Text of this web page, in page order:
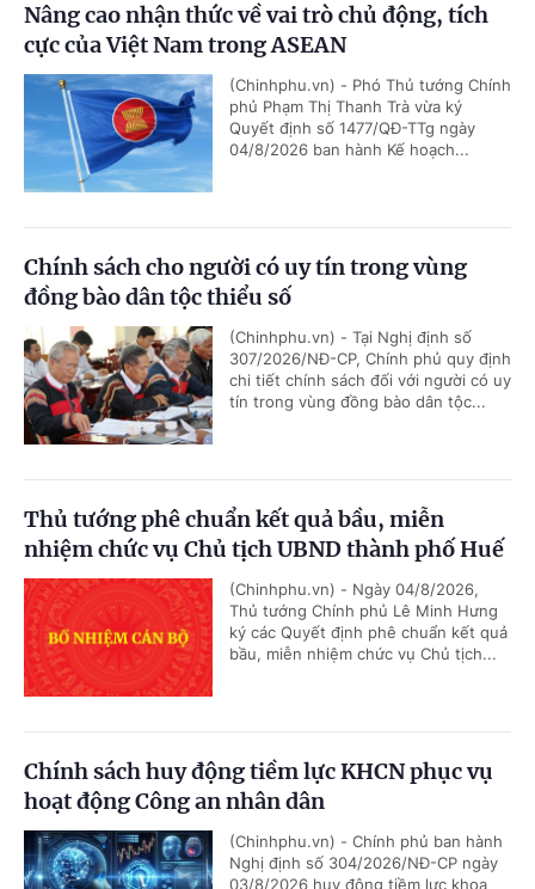
Nâng cao nhận thức về vai trò chủ động, tích
cực của Việt Nam trong ASEAN
(Chinhphu.vn) - Phó Thủ tướng Chính
phủ Phạm Thị Thanh Trà vừa ký
Quyết định số 1477/QĐ-TTg ngày
04/8/2026 ban hành Kế hoạch...
Chính sách cho người có uy tín trong vùng
đồng bào dân tộc thiểu số
(Chinhphu.vn) - Tại Nghị định số
307/2026/NĐ-CP, Chính phủ quy định
chi tiết chính sách đối với người có uy
tín trong vùng đồng bào dân tộc...
Thủ tướng phê chuẩn kết quả bầu, miễn
nhiệm chức vụ Chủ tịch UBND thành phố Huế
(Chinhphu.vn) - Ngày 04/8/2026,
Thủ tướng Chính phủ Lê Minh Hưng
ký các Quyết định phê chuẩn kết quả
bầu, miễn nhiệm chức vụ Chủ tịch...
Chính sách huy động tiềm lực KHCN phục vụ
hoạt động Công an nhân dân
(Chinhphu.vn) - Chính phủ ban hành
Nghị định số 304/2026/NĐ-CP ngày
03/8/2026 huy động tiềm lực khoa